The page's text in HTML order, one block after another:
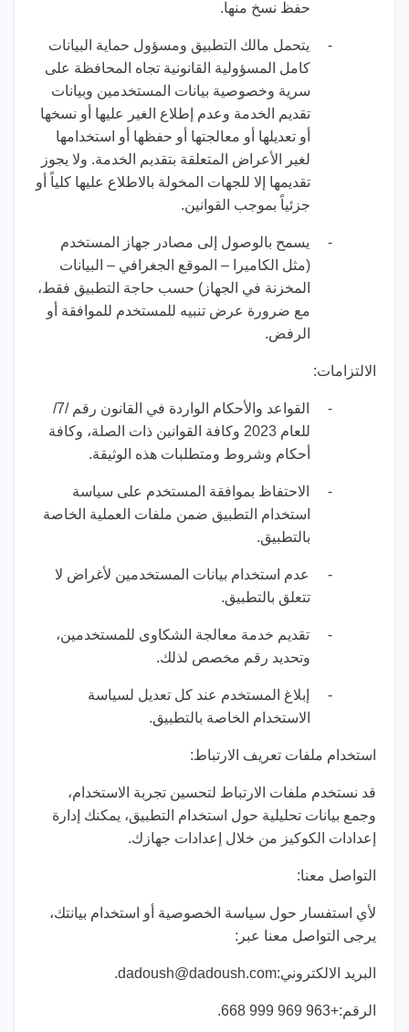
حفظ نسخ منها.
-
يتحمل مالك التطبيق ومسؤول حماية البيانات
كامل المسؤولية القانونية تجاه المحافظة على
سرية وخصوصية بيانات المستخدمين وبيانات
تقديم الخدمة وعدم إطلاع الغير عليها أو نسخها
أو تعديلها أو معالجتها أو حفظها أو استخدامها
لغير الأعراض المتعلقة بتقديم الخدمة. ولا يجوز
تقديمها إلا للجهات المخولة بالاطلاع عليها كلياً أو
جزئياً بموجب القوانين.
-
يسمح بالوصول إلى مصادر جهاز المستخدم
(مثل الكاميرا – الموقع الجغرافي – البيانات
المخزنة في الجهاز) حسب حاجة التطبيق فقط،
مع ضرورة عرض تنبيه للمستخدم للموافقة أو
الرفض.
الالتزامات:
-
القواعد والأحكام الواردة في القانون رقم /7/
للعام 2023 وكافة القوانين ذات الصلة، وكافة
أحكام وشروط ومتطلبات هذه الوثيقة.
-
الاحتفاظ بموافقة المستخدم على سياسة
استخدام التطبيق ضمن ملفات العملية الخاصة
بالتطبيق.
-
عدم استخدام بيانات المستخدمين لأغراض لا
تتعلق بالتطبيق.
-
تقديم خدمة معالجة الشكاوى للمستخدمين،
وتحديد رقم مخصص لذلك.
-
إبلاغ المستخدم عند كل تعديل لسياسة
الاستخدام الخاصة بالتطبيق.
استخدام ملفات تعريف الارتباط:
قد نستخدم ملفات الارتباط لتحسين تجربة الاستخدام،
وجمع بيانات تحليلية حول استخدام التطبيق، يمكنك إدارة
إعدادات الكوكيز من خلال إعدادات جهازك.
التواصل معنا:
لأي استفسار حول سياسة الخصوصية أو استخدام بيانتك،
يرجى التواصل معنا عبر:
البريد الالكتروني:dadoush@dadoush.com.
الرقم:+963 969 999 668.